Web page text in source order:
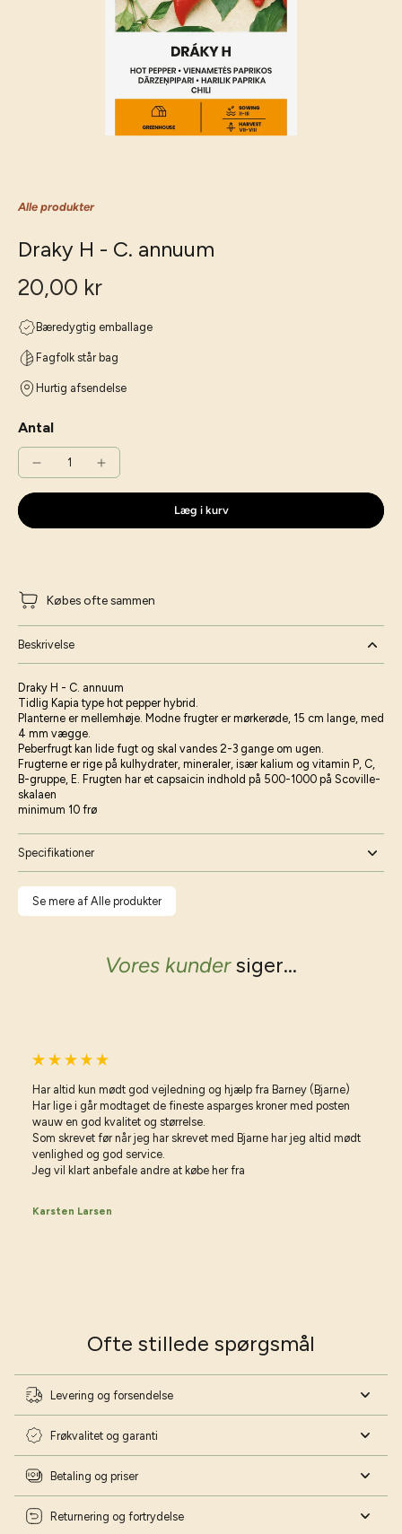
Alle produkter
Draky H - C. annuum
20,00 kr
Bæredygtig emballage
Fagfolk står bag
Hurtig afsendelse
Antal
Læg i kurv
Købes ofte sammen
Beskrivelse
Draky H - C. annuum
Tidlig Kapia type hot pepper hybrid.
Planterne er mellemhøje. Modne frugter er mørkerøde, 15 cm lange, med
4 mm vægge.
Peberfrugt kan lide fugt og skal vandes 2-3 gange om ugen.
Frugterne er rige på kulhydrater, mineraler, især kalium og vitamin P, C,
B-gruppe, E. Frugten har et capsaicin indhold på 500-1000 på Scoville-
skalaen
minimum 10 frø
Specifikationer
Se mere af Alle produkter
Vores kundersiger...
Har altid kun mødt god vejledning og hjælp fra Barney (Bjarne)
Har lige i går modtaget de fineste asparges kroner med posten
wauw en god kvalitet og størrelse.
Som skrevet før når jeg har skrevet med Bjarne har jeg altid mødt
venlighed og god service.
Jeg vil klart anbefale andre at købe her fra
Karsten Larsen
Ofte stillede spørgsmål
Levering og forsendelse
Frøkvalitet og garanti
Betaling og priser
Returnering og fortrydelse
Fødselsdag
Ja tak - lad mig blive haveekspert!